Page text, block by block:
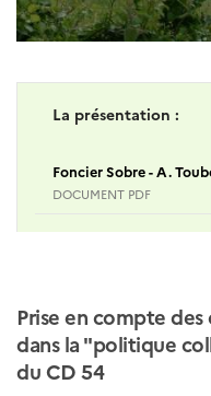
La présentation :
Foncier Sobre - A.
DOCUMENT PDF
Prise en compte
dans la "politique
du CD 54